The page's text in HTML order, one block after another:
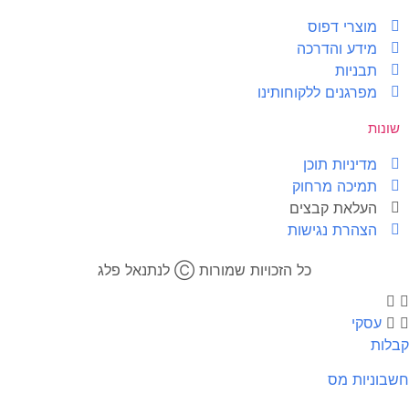
מוצרי דפוס
מידע והדרכה
תבניות
מפרגנים ללקוחותינו
שונות
מדיניות תוכן
תמיכה מרחוק
העלאת קבצים
הצהרת נגישות
כל הזכויות שמורות Ⓒ לנתנאל פלג​
עסקי
מס